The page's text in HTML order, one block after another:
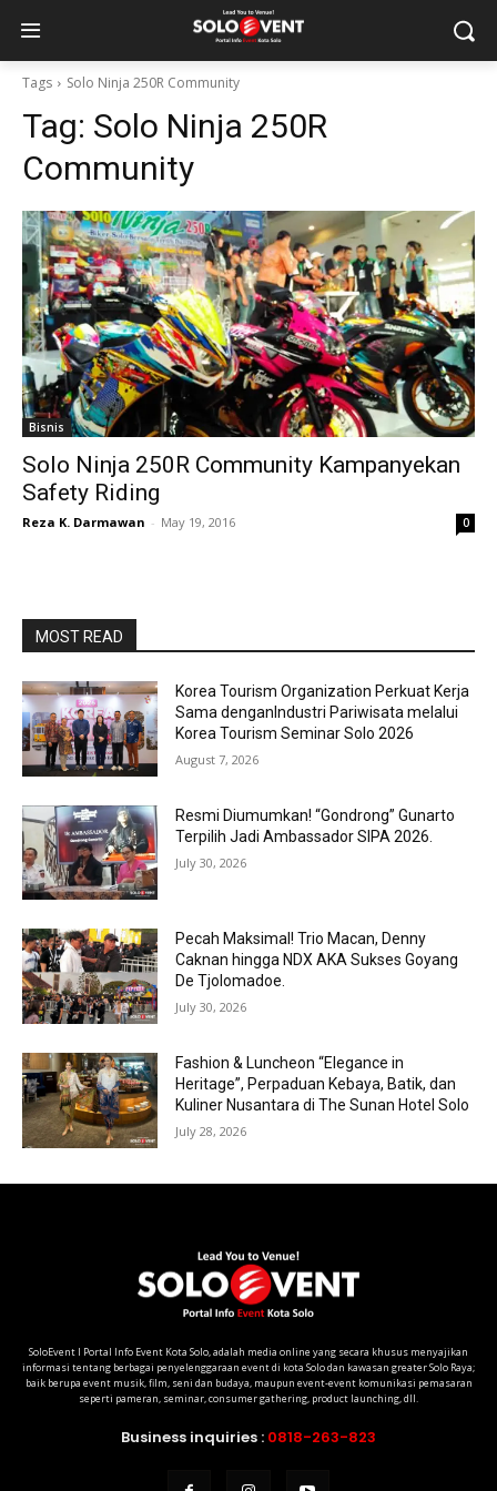
Tags Solo Ninja 250R Community
Tag: Solo Ninja 250R
Community
Bisnis
Solo Ninja 250R Community Kampanyekan
Safety Riding
Reza K. Darmawan - May 19, 2016 0
MOST READ
Korea Tourism Organization Perkuat Kerja
Sama denganIndustri Pariwisata melalui
Korea Tourism Seminar Solo 2026
August 7, 2026
Resmi Diumumkan! “Gondrong” Gunarto
Terpilih Jadi Ambassador SIPA 2026.
July 30, 2026
Pecah Maksimal! Trio Macan, Denny
Caknan hingga NDX AKA Sukses Goyang
De Tjolomadoe.
July 30, 2026
Fashion & Luncheon “Elegance in
Heritage”, Perpaduan Kebaya, Batik, dan
Kuliner Nusantara di The Sunan Hotel Solo
July 28, 2026
SoloEvent I Portal Info Event Kota Solo, adalah media online yang secara khusus menyajikan
informasi tentang berbagai penyelenggaraan event di kota Solo dan kawasan greater Solo Raya;
baik berupa event musik, film, seni dan budaya, maupun event-event komunikasi pemasaran
seperti pameran, seminar, consumer gathering, product launching, dll.
Business inquiries : 0818-263-823